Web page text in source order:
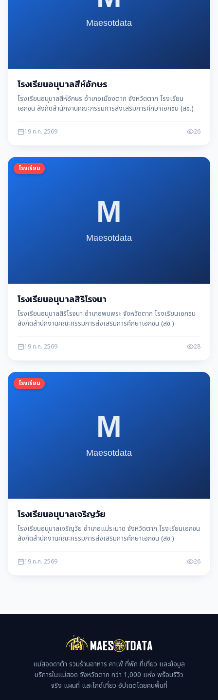
โรงเรียนอนุบาลสีห์อักษร
โรงเรียนอนุบาลสีห์อักษร อำเภอเมืองตาก จังหวัดตาก โรงเรียน
เอกชน สังกัดสำนักงานคณะกรรมการส่งเสริมการศึกษาเอกชน (สช.)
19 ก.ค. 2569 26
โรงเรียน
โรงเรียนอนุบาลสิริโรจนา
โรงเรียนอนุบาลสิริโรจนา อำเภอพบพระ จังหวัดตาก โรงเรียนเอกชน
สังกัดสำนักงานคณะกรรมการส่งเสริมการศึกษาเอกชน (สช.)
19 ก.ค. 2569 28
โรงเรียน
โรงเรียนอนุบาลเจริญวัย
โรงเรียนอนุบาลเจริญวัย อำเภอแม่ระมาด จังหวัดตาก โรงเรียนเอกชน
สังกัดสำนักงานคณะกรรมการส่งเสริมการศึกษาเอกชน (สช.)
19 ก.ค. 2569 26
แม่สอดดาต้า รวมร้านอาหาร คาเฟ่ ที่พัก ที่เที่ยว และข้อมูล
บริการในแม่สอด จังหวัดตาก กว่า 1,000 แห่ง พร้อมรีวิว
จริง แผนที่ และไกด์เที่ยว อัปเดตโดยคนพื้นที่